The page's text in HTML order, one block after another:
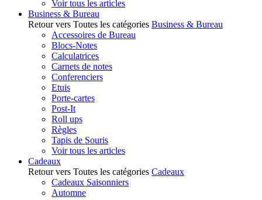
Voir tous les articles
Business & Bureau
Retour vers Toutes les catégories Business & Bureau
Accessoires de Bureau
Blocs-Notes
Calculatrices
Carnets de notes
Conferenciers
Etuis
Porte-cartes
Post-It
Roll ups
Règles
Tapis de Souris
Voir tous les articles
Cadeaux
Retour vers Toutes les catégories Cadeaux
Cadeaux Saisonniers
Automne